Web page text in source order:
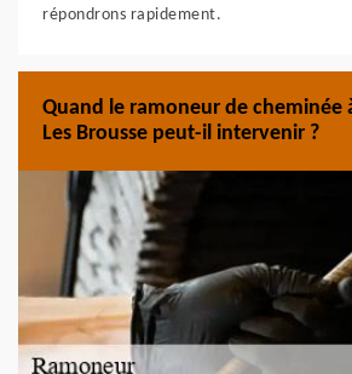
répondrons rapidement.
Quand le ramoneur de cheminée
Les Brousse peut-il intervenir ?